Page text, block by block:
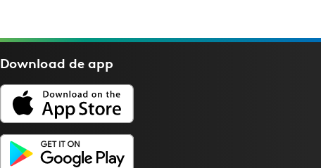
Download deapp